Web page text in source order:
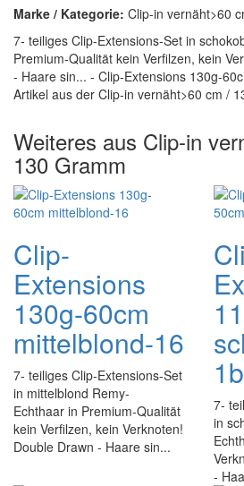
Marke / Kategorie: Clip-in vernäht>60
7- teiliges Clip-Extensions-Set in
Premium-Qualität kein Verfilzen, kein
- Haare sin... - Clip-Extensions 130g-
Artikel aus der Clip-in vernäht>60 cm /
Weiteres aus Clip-in
130 Gramm
Clip-
Extensions
130g-60cm
mittelblond-16
7- teiliges Clip-Extensions-Set
in mittelblond Remy-
Echthaar in Premium-Qualität
kein Verfilzen, kein Verknoten!
Double Drawn - Haare sin...
1b
7-
in
-